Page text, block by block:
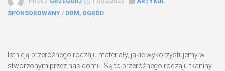
PRZEZ GRZEGORZ 17/02/2023 ·
ARTYKUŁ
SPONSOROWANY / DOM, OGRÓD
Istnieją przeróżnego rodzaju materiały, jakie wykorzystujemy w
stworzonym przez nas domu. Są to przeróżnego rodzaju tkaniny,